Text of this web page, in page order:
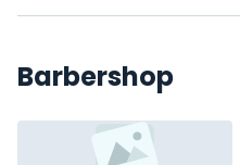
Barbershop